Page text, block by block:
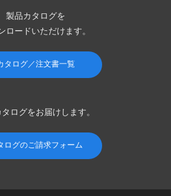
製品カタログを
ロードいただけます。
タログ／注文書一覧
ログをお届けします。
ログのご請求フォーム